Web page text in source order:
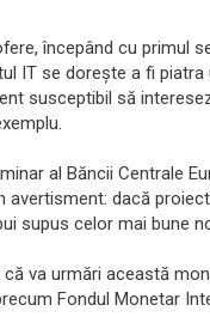
începând cu primul
IT se dorește a fi
susceptibil să
al Băncii Centrale
avertisment: dacă
supus celor mai bune
va urmări această
Fondul Monetar